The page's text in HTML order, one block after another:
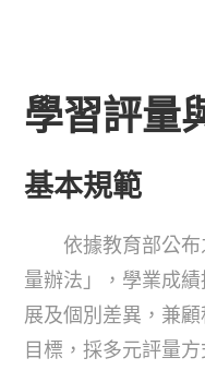
學習評量
基本規範
依據教育部公布
量辦法」，學業成
展及個別差異，兼
目標，採多元評量